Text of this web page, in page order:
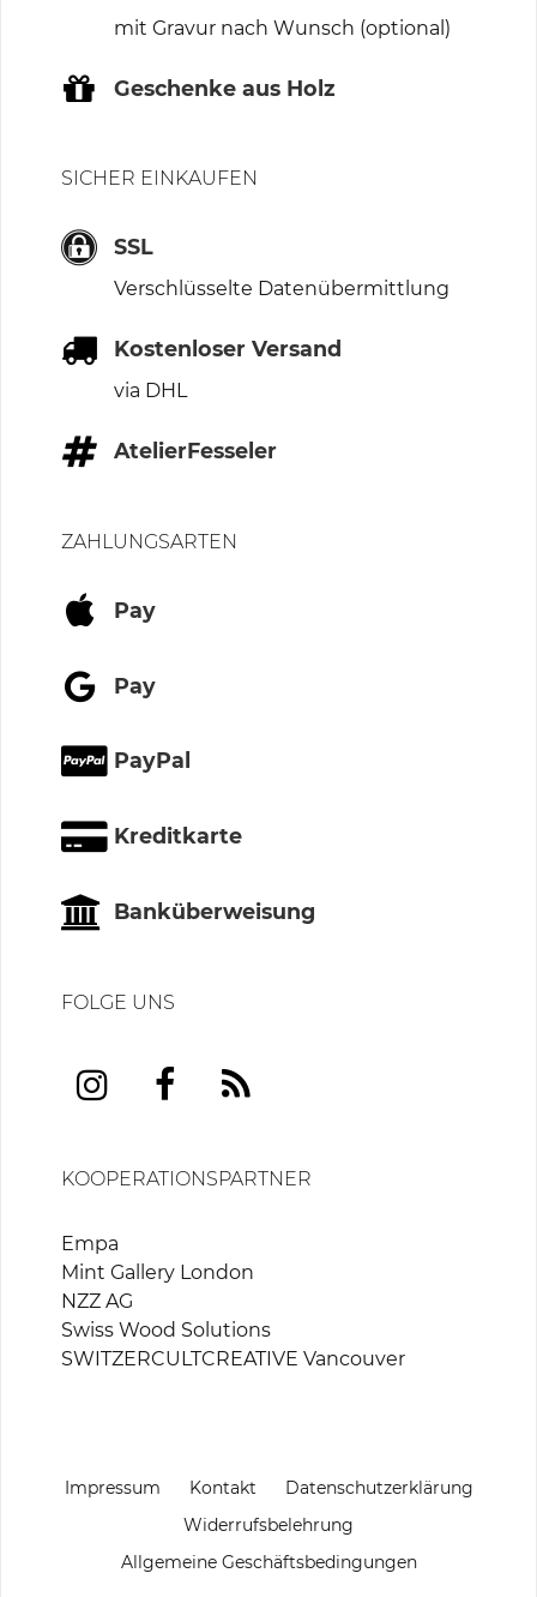
mit Gravur nach Wunsch (optional)
Geschenke aus Holz
SICHER EINKAUFEN
SSL
Verschlüsselte Datenübermittlung
Kostenloser Versand
via DHL
AtelierFesseler
ZAHLUNGSARTEN
Pay
Pay
PayPal
Kreditkarte
Banküberweisung
FOLGE UNS
KOOPERATIONSPARTNER
Empa
Mint Gallery London
NZZ AG
Swiss Wood Solutions
SWITZERCULTCREATIVE Vancouver
Impressum Kontakt
Datenschutzerklärung
Widerrufsbelehrung
Allgemeine Geschäftsbedingungen